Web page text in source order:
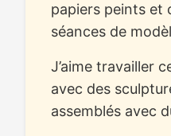
papiers peints et
séances de
J’aime travailler
avec des
assemblés avec